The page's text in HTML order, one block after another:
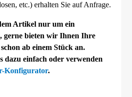
etc.) erhalten Sie auf Anfrage.
Artikel nur um ein
gerne bieten wir Ihnen Ihre
ab einem Stück an.
dazu einfach oder verwenden
Konfigurator.